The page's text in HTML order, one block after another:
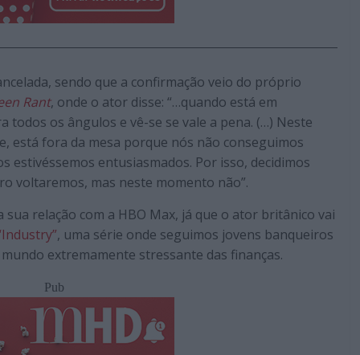
sendo que a confirmação veio do próprio
Rant, onde o ator disse: “…quando está em
todos os ângulos e vê-se se vale a pena. (…) Neste
está fora da mesa porque nós não conseguimos
estivéssemos entusiasmados. Por isso, decidimos
voltaremos, mas neste momento não”.
relação com a HBO Max, já que o ator britânico vai
, uma série onde seguimos jovens banqueiros
extremamente stressante das finanças.
Pub